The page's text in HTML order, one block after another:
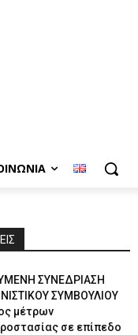
ΣΥΝΕΔΡΙΑΣΗ
ΣΥΜΒΟΥΛΙΟΥ
μέτρων
σε επίπεδο